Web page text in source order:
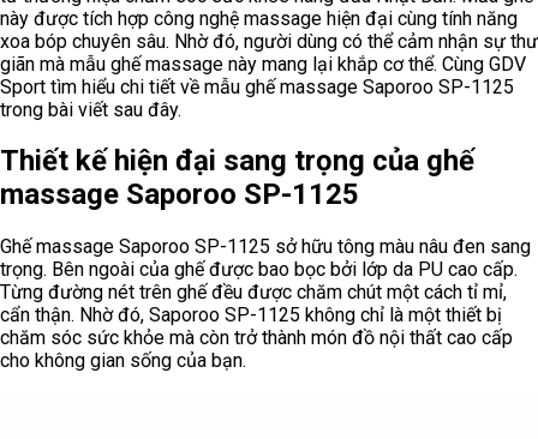
này được tích hợp công nghệ massage hiện đại cùng tính năng
xoa bóp chuyên sâu. Nhờ đó, người dùng có thể cảm nhận sự thư
giãn mà mẫu ghế massage này mang lại khắp cơ thể. Cùng GDV
Sport tìm hiểu chi tiết về mẫu ghế massage Saporoo SP-1125
trong bài viết sau đây.
Thiết kế hiện đại sang trọng của ghế
massage Saporoo SP-1125
Ghế massage Saporoo SP-1125 sở hữu tông màu nâu đen sang
trọng. Bên ngoài của ghế được bao bọc bởi lớp da PU cao cấp.
Từng đường nét trên ghế đều được chăm chút một cách tỉ mỉ,
cẩn thận. Nhờ đó, Saporoo SP-1125 không chỉ là một thiết bị
chăm sóc sức khỏe mà còn trở thành món đồ nội thất cao cấp
cho không gian sống của bạn.